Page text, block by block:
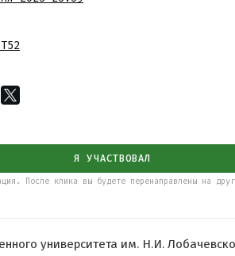
Я УЧАСТВОВАЛ
После клика вы будете перенаправлены на
университета им. Н.И.